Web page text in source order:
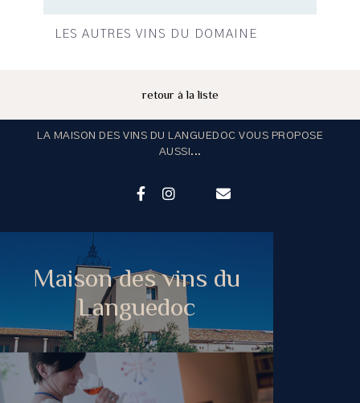
LES AUTRES VINS DU DOMAINE
retour à la liste
LA MAISON DES VINS DU LANGUEDOC VOUS PROPOSE
AUSSI...
Maison des vins du
Languedoc